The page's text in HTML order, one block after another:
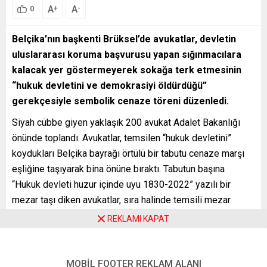
0 A+ A-
Belçika’nın başkenti Brüksel’de avukatlar, devletin
uluslararası koruma başvurusu yapan sığınmacılara
kalacak yer göstermeyerek sokağa terk etmesinin
“hukuk devletini ve demokrasiyi öldürdüğü”
gerekçesiyle sembolik cenaze töreni düzenledi.
Siyah cübbe giyen yaklaşık 200 avukat Adalet Bakanlığı
önünde toplandı. Avukatlar, temsilen “hukuk devletini”
koydukları Belçika bayrağı örtülü bir tabutu cenaze marşı
eşliğine taşıyarak bina önüne bıraktı. Tabutun başına
“Hukuk devleti huzur içinde uyu 1830-2022” yazılı bir
mezar taşı diken avukatlar, sıra halinde temsili mezar
başına çelenk bıraktı.
REKLAMI KAPAT
MOBİL FOOTER REKLAM ALANI